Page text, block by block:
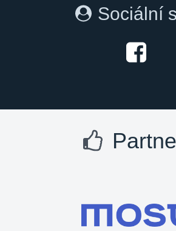
Sociální